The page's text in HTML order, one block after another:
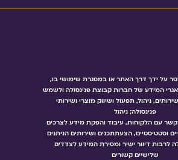
על ידך דרך האתר או במסגרת שימושי בו,
המידע של חברות קבוצת פנינסולה ולשמש
ניהול, תפעול ושיווק מוצרי ושירותי
פנינסולה; ניהול
עם הלקוחות, עיבוד והפקת מידע לצרכים
וסטטיסטיים, הצעתתכנים ושירותים הניתנים
לרבות דיוור ישיר ומסירת המידע לצדדים
שלישיים קשורים